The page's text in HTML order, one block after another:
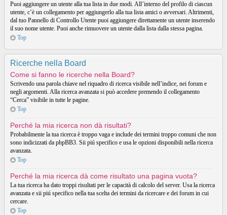
Puoi aggiungere un utente alla tua lista in due modi. All’interno del profilo di ciascun
utente, c’è un collegamento per aggiungerlo alla tua lista amici o avversari. Altrimenti,
dal tuo Pannello di Controllo Utente puoi aggiungere direttamente un utente inserendo
il suo nome utente. Puoi anche rimuovere un utente dalla lista dalla stessa pagina.
Top
Ricerche nella Board
Come si fanno le ricerche nella Board?
Scrivendo una parola chiave nel riquadro di ricerca visibile nell’indice, nei forum e
negli argomenti. Alla ricerca avanzata si può accedere premendo il collegamento
“Cerca” visibile in tutte le pagine.
Top
Perché la mia ricerca non dà risultati?
Probabilmente la tua ricerca è troppo vaga e include dei termini troppo comuni che non
sono indicizzati da phpBB3. Sii piú specifico e usa le opzioni disponibili nella ricerca
avanzata.
Top
Perché la mia ricerca dà come risultato una pagina vuota?
La tua ricerca ha dato troppi risultati per le capacità di calcolo del server. Usa la ricerca
avanzata e sii piú specifico nella tua scelta dei termini da ricercare e dei forum in cui
cercare.
Top